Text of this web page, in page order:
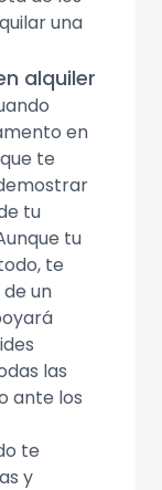
una
alquiler
en
te
tu
tu
te
un
las
ante los
te
y